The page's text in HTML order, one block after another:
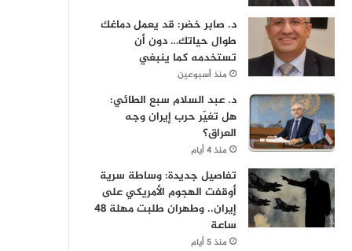
د. صابر خضر: قد يعمل دماغك
طوال حياتك… دون أن
تستخدمه كما ينبغي
منذ أسبوعين
د. عبد السلام سبع الطائي:
هل تغيّر حرب إيران وجه
العراق؟
منذ 4 أيام
تفاصيل جديدة: وساطة سرية
أوقفت الهجوم الأمريكي على
إيران.. وطهران طلبت مهلة 48
ساعة
منذ 5 أيام